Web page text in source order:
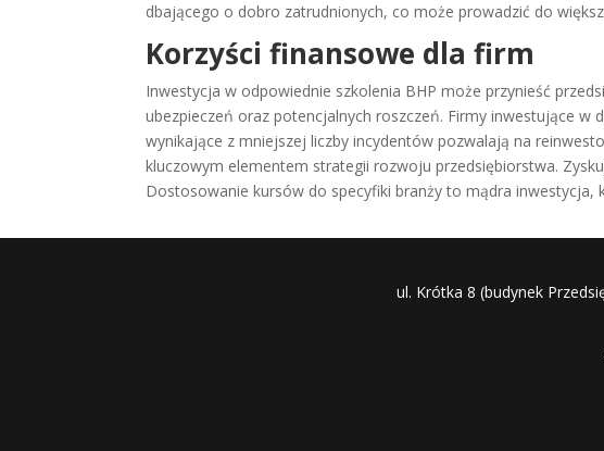
dbającego o dobro zatrudnionych, co może prowadzić do
Korzyści finansowe dla firm
Inwestycja w odpowiednie szkolenia BHP może przynieść
ubezpieczeń oraz potencjalnych roszczeń. Firmy inwestujące
wynikające z mniejszej liczby incydentów pozwalają na
kluczowym elementem strategii rozwoju przedsiębiorstwa.
Dostosowanie kursów do specyfiki branży to mądra
ul. Krótka 8 (budynek